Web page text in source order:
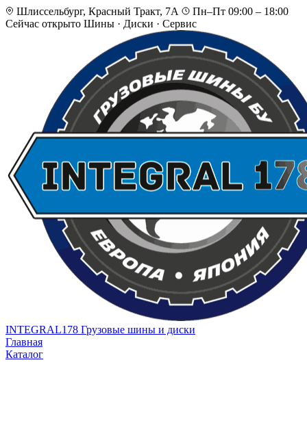
Шлиссельбург, Красный Тракт, 7А
Пн–Пт 09:00 – 18:00
Сейчас открыто Шины · Диски · Сервис
INTEGRAL178 Грузовые шины и диски
Главная
Каталог